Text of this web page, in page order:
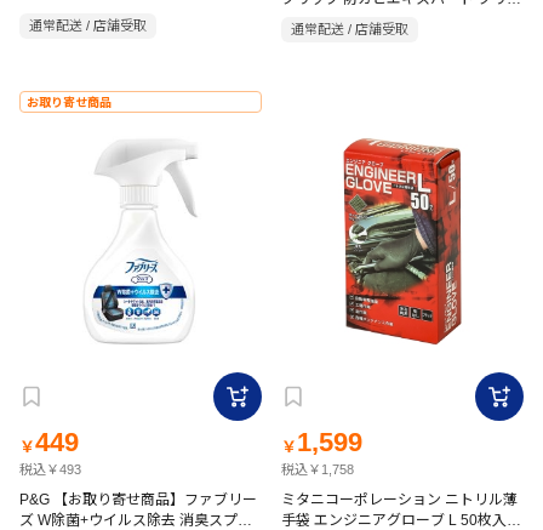
通常配送 / 店舗受取
タルアクア 2.5ml×2個
通常配送 / 店舗受取
お取り寄せ商品
￥449
税込￥493
P&G 【お取り寄せ商品】ファブリー
ズ W除菌+ウイルス除去 消臭スプレ
￥ 1,599
税込￥1,758
ミタニコーポレーション ニトリル薄
手袋 エンジニアグローブ L 50枚入